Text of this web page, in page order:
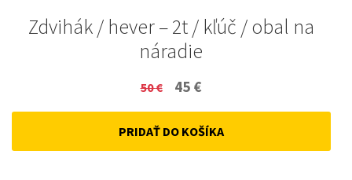
Zdvihák / hever – 2t / kľúč / obal na
náradie
50€
Original
price
was:
45 €
price
is:
PRIDAŤ DO KOŠÍKA